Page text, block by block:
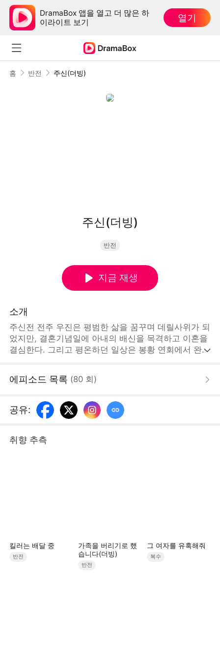
DramaBox 앱을 열고 더 많은 하
이라이트 보기
열기
홈 반전 주신(더빙)
주신(더빙)
반전
지금 재생
소개
주신전 전주 우진은 평범한 삶을 꿈꾸며 데릴사위가 되
었지만, 결혼기념일에 아내의 배신을 목격하고 이혼을
결심한다. 그리고 평온하던 일상은 봉황 연회에서 완전
복수를 결심한 우진은 이가를 제거하기 위해 이만현과
에피소드 목록 (80 회 )
공유:
취향 추측
킬러는 배달 중
반전
가족을 버리기로 했
습니다(더빙)
반전
그 여자를 유혹해줘
복수